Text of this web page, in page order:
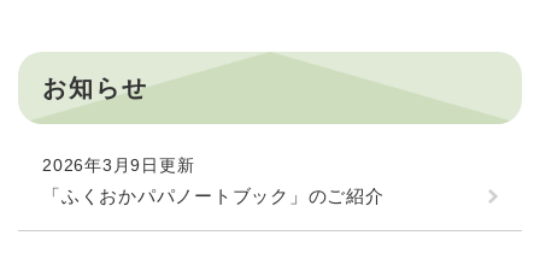
お知らせ
2026年3月9日更新
「ふくおかパパノートブック」のご紹介